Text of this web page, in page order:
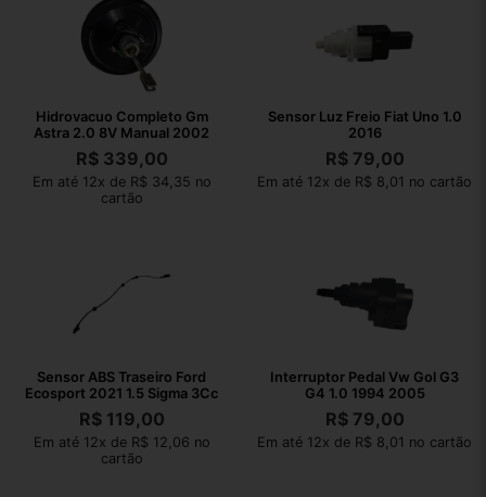
Hidrovacuo Completo Gm
Astra 2.0 8V Manual 2002
R$339,00
Em até 12x de R$ 34,35 no
cartão
Sensor Luz Freio Fiat Uno 1.0
2016
R$79,00
Em até 12x de R$ 8,01 no cartão
Sensor ABS Traseiro Ford
Ecosport 2021 1.5 Sigma 3Cc
R$119,00
Em até 12x de R$ 12,06 no
cartão
Interruptor Pedal Vw Gol G3
G4 1.0 1994 2005
R$79,00
Em até 12x de R$ 8,01 no cartão